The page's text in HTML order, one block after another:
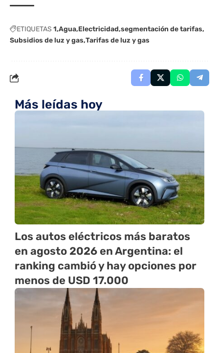
ETIQUETAS 1 Agua Electricidad segmentación de tarifas
Subsidios de luz y gas Tarifas de luz y gas
Más leídas hoy
Los autos eléctricos más baratos
en agosto 2026 en Argentina: el
ranking cambió y hay opciones por
menos de USD 17.000